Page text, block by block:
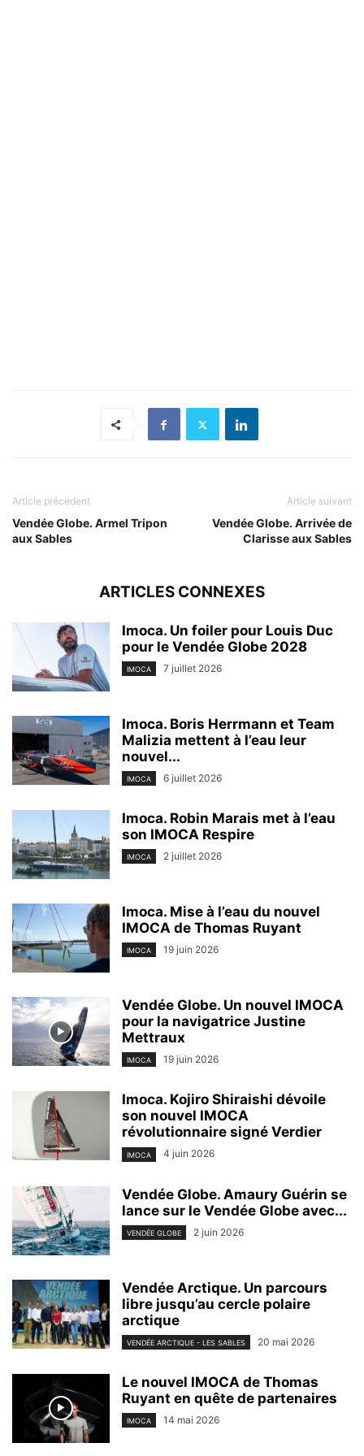
Article précédent
Vendée Globe. Armel Tripon
aux Sables
Article suivant
Vendée Globe. Arrivée de
Clarisse aux Sables
ARTICLES CONNEXES
Imoca. Un foiler pour Louis Duc
pour le Vendée Globe 2028
IMOCA 7 juillet 2026
Imoca. Boris Herrmann et Team
Malizia mettent à l’eau leur
nouvel...
IMOCA 6 juillet 2026
Imoca. Robin Marais met à l’eau
son IMOCA Respire
IMOCA 2 juillet 2026
Imoca. Mise à l’eau du nouvel
IMOCA de Thomas Ruyant
IMOCA 19 juin 2026
Vendée Globe. Un nouvel IMOCA
pour la navigatrice Justine
Mettraux
IMOCA 19 juin 2026
Imoca. Kojiro Shiraishi dévoile
son nouvel IMOCA
révolutionnaire signé Verdier
IMOCA 4 juin 2026
Vendée Globe. Amaury Guérin se
lance sur le Vendée Globe avec...
VENDÉE GLOBE 2 juin 2026
Vendée Arctique. Un parcours
libre jusqu’au cercle polaire
arctique
VENDÉE ARCTIQUE - LES SABLES 20 mai 2026
Le nouvel IMOCA de Thomas
Ruyant en quête de partenaires
IMOCA 14 mai 2026